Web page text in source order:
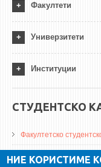
Факултети
Универзитети
Институции
СТУДЕНТСКО
Факултетско
ДА Винчи магазин
НИЕ КОРИСТИМЕ